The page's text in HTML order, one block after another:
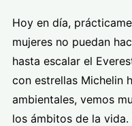
Hoy en día,
mujeres no puedan
hasta escalar el
con estrellas Michelin
ambientales, vemos
los ámbitos de la